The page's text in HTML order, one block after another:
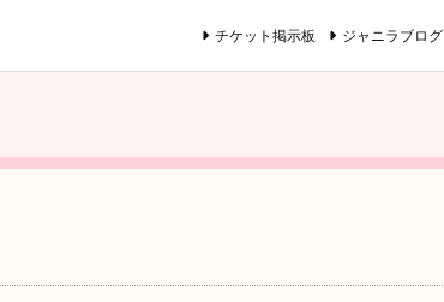
チケット掲示板 ジャニラブログ